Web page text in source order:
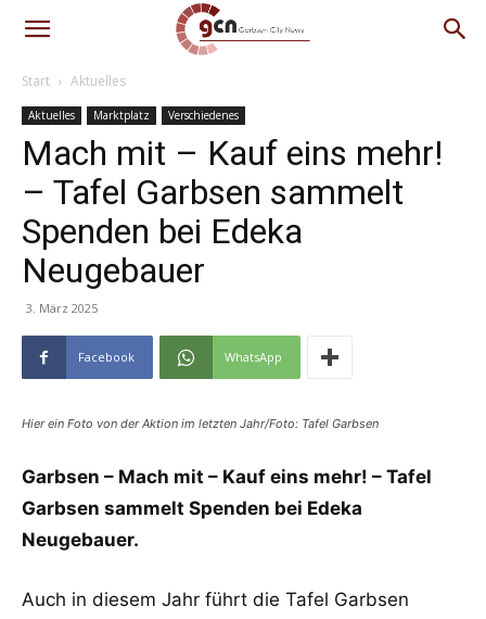
Start Aktuelles
Aktuelles Marktplatz Verschiedenes
Mach mit – Kauf eins mehr!
– Tafel Garbsen sammelt
Spenden bei Edeka
Neugebauer
3. März 2025
Facebook WhatsApp
Hier ein Foto von der Aktion im letzten Jahr/Foto: Tafel Garbsen
Garbsen – Mach mit – Kauf eins mehr! – Tafel
Garbsen sammelt Spenden bei Edeka
Neugebauer.
Auch in diesem Jahr führt die Tafel Garbsen